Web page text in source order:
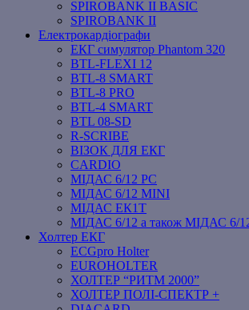
SPIROBANK II BASIC
SPIROBANK II
Електрокардіографи
ЕКГ симулятор Phantom 320
BTL-FLEXI 12
BTL-8 SMART
BTL-8 PRO
BTL-4 SMART
BTL 08-SD
R-SCRIBE
ВІЗОК ДЛЯ ЕКГ
CARDIO
МІДАС 6/12 PC
МІДАС 6/12 MINI
МІДАС ЕК1Т
МІДАС 6/12 а також МІДАС 6/
Холтер ЕКГ
ECGpro Holter
EUROHOLTER
ХОЛТЕР “РИТМ 2000”
ХОЛТЕР ПОЛІ-СПЕКТР +